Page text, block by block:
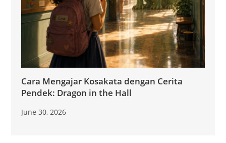
Cara Mengajar Kosakata dengan Cerita
Pendek: Dragon in the Hall
June 30, 2026